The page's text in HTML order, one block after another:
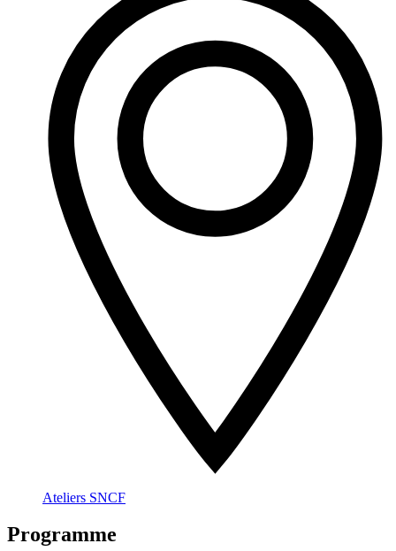
Ateliers SNCF
Programme